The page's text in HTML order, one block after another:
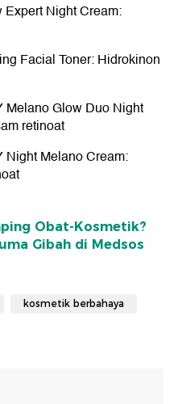
Night Cream:
Facial Toner: Hidrokinon
Melano Glow Duo Night
retinoat
Night Melano Cream:
Obat-Kosmetik?
Gibah di Medsos
kosmetik berbahaya